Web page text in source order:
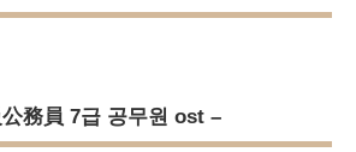
公務員 7급 공무원 ost –